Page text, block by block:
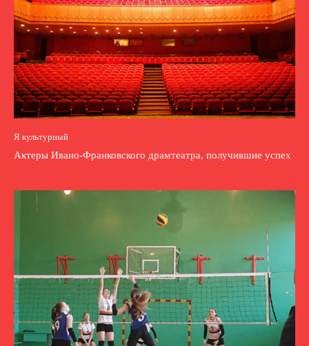
Я культурный
Актеры Ивано-Франковского драмтеатра, получившие успех